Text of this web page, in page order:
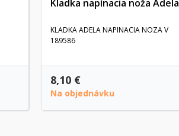
Kladka napínacia noža Adela
KLADKA ADELA NAPINACIA NOZA V
189586
8,10 €
Na objednávku